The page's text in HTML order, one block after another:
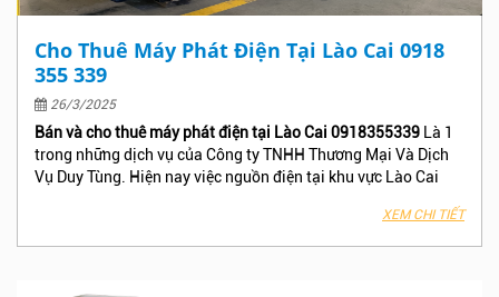
Cho Thuê Máy Phát Điện Tại Lào Cai 0918
355 339
26/3/2025
Bán và cho thuê máy phát điện tại Lào Cai 0918355339 Là 1
trong những dịch vụ của Công ty TNHH Thương Mại Và Dịch
Vụ Duy Tùng. Hiện nay việc nguồn điện tại khu vực Lào Cai
thông báo trước làm ảnh hưởng đến công việc , Phân xưởng –
Nhà máy, Công trình, Khách sạn hay Tòa nhà văn phòng của
XEM CHI TIẾT